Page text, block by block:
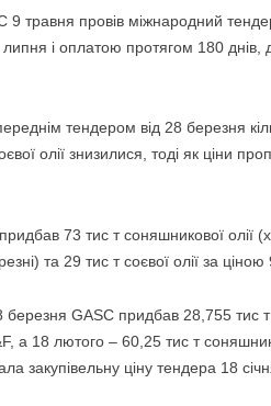
9 травня провів міжнародний
і оплатою протягом 180 днів,
тендером від 28 березня
олії знизилися, тоді як ціни
73 тис т соняшникової
та 29 тис т соєвої олії за
GASC придбав 28,755 тис т
а 18 лютого – 60,25 тис т
закупівельну ціну тендера 18